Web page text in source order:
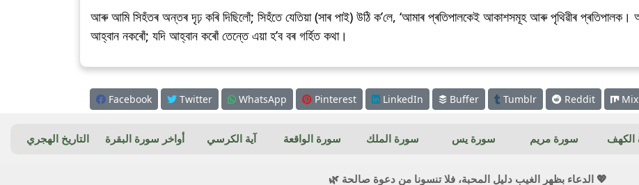
আৰু আমি সিহঁতৰ অন্তৰ দৃঢ় কৰি দিছিলোঁ; সিহঁতে যেতিয়া (সাৰ পাই) উঠি ক’লে, ‘আমাৰ প্ৰতিপালকেই আকাশসমূহ আৰু পৃথিৱীৰ প্ৰতিপালক।
আহ্বান নকৰোঁ; যদি আহ্বান কৰোঁ তেন্তে এয়া হ’ব বৰ গৰ্হিত কথা।
Facebook Twitter WhatsApp Pinterest LinkedIn Buffer Tumblr Reddit Mix
الكهف سورة مريم سورة يس سورة الملك سورة الواقعة آية الكرسي أواخر سورة البقرة التاريخ الهجري
💖 الدعاء بظهر الغيب دليل المحبة، فلا تنسونا من دعوة صالحة 🌿